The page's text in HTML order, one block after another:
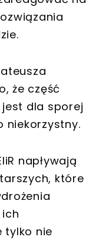
że część
dla sporej
niekorzystny.
napływają
które
tylko nie